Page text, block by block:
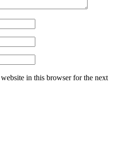
in this browser for the next